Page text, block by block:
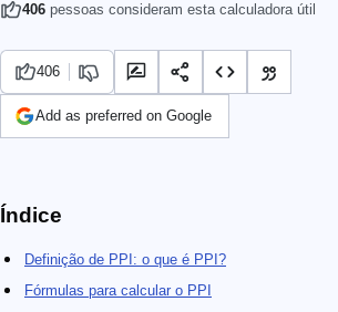
406 pessoas consideram esta calculadora útil
406
Add as preferred on Google
Índice
Definição de PPI: o que é PPI?
Fórmulas para calcular o PPI